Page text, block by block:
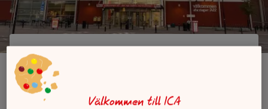
Här hittar du kontaktuppgifter för
Välkommen till ICA